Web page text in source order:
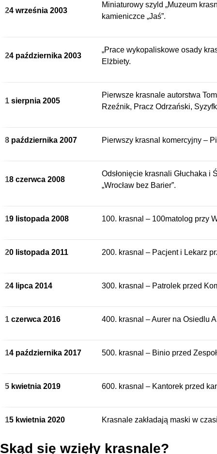
24 września 2003
Miniaturowy szyld „Muzeum
kamieniczce „Jaś”.
24 października 2003
„Prace wykopaliskowe osady
Elżbiety.
1 sierpnia 2005
Pierwsze krasnale autorstwa
Rzeźnik, Pracz Odrzański,
8 października 2007 Pierwszy krasnal komercyjny –
18 czerwca 2008
Odsłonięcie krasnali Głuchaka i
„Wrocław bez Barier”.
19 listopada 2008 100. krasnal – 100matolog przy
20 listopada 2011 200. krasnal – Pacjent i Lekarz
24 lipca 2014 300. krasnal – Patrolek przed
1 czerwca 2016 400. krasnal – Aurer na Osiedlu
14 października 2017 500. krasnal – Binio przed
5 kwietnia 2019 600. krasnal – Kantorek przed
15 kwietnia 2020 Krasnale zakładają maski w
Skąd się wzięły krasnale?